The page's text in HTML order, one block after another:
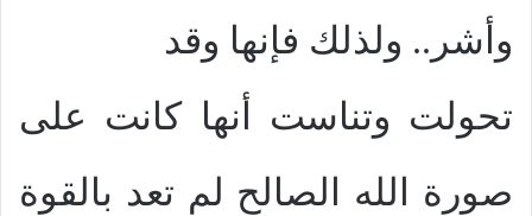
وأشر.. ولذلك فإنها وقد
تحولت وتناست أنها كانت على
صورة الله الصالح لم تعد بالقوة